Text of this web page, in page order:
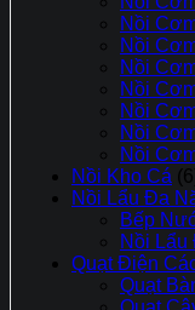
Nồi
Nồi
Nồi
Nồi
Nồi
Nồi
Nồi
Nồi Kho Cá
Nồi Lẩu Đa
Bếp
Nồi Lẩu
Quạt Điện
Quạt